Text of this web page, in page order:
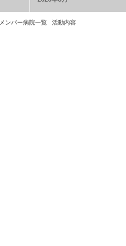
メンバー病院一覧 活動内容